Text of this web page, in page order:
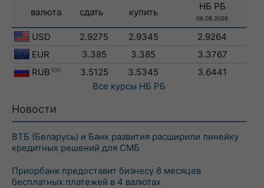
валюта сдать купить
НБ РБ
06.08.2026
USD 2.9275 2.9345
2.9264
EUR
3.385 3.385
3.3767
RUB 100 3.5125 3.5345
3.6441
Все курсы НБ РБ
Новости
ВТБ (Беларусь) и Банк развития расширили линейку
кредитных решений для СМБ
Приорбанк предоставит бизнесу 6 месяцев
бесплатных платежей в 4 валютах